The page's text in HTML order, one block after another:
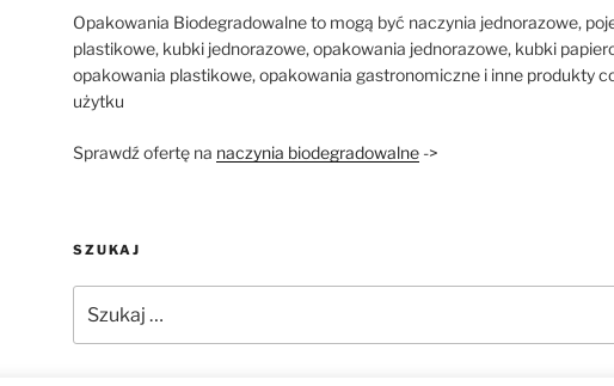
Opakowania Biodegradowalne to mogą być naczynia jednorazowe,
plastikowe, kubki jednorazowe, opakowania jednorazowe, kubki
opakowania plastikowe, opakowania gastronomiczne i inne produkty
użytku
Sprawdź ofertę na naczynia biodegradowalne->
SZUKAJ